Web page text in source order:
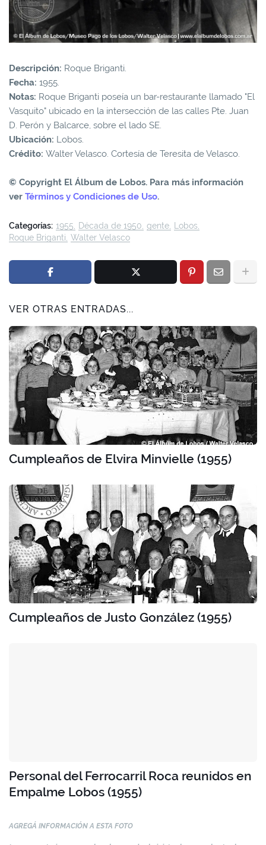
Descripción: Roque Briganti.
Fecha: 1955.
Notas: Roque Briganti poseía un bar-restaurante llamado "El
Vasquito" ubicado en la intersección de las calles Pte. Juan
D. Perón y Balcarce, sobre el lado SE.
Ubicación: Lobos.
Crédito: Walter Velasco. Cortesía de Teresita de Velasco.
© Copyright El Álbum de Lobos. Para más información
ver Términos y Condiciones de Uso.
Categorías: 1955 Década de 1950 gente
Lobos
Roque Briganti Walter Velasco
VER OTRAS ENTRADAS...
Cumpleaños de Elvira Minvielle (1955)
Cumpleaños de Justo González (1955)
Personal del Ferrocarril Roca reunidos en
Empalme Lobos (1955)
AGREGÁ INFORMACIÓN A ESTA FOTO